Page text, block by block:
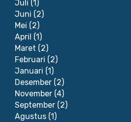
Juli (1)
Juni (2)
Mei (2)
April (1)
Maret (2)
Februari (2)
Januari (1)
Desember (2)
November (4)
September (2)
Agustus (1)